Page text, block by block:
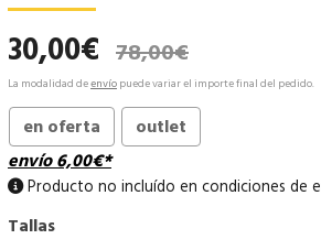
30,00€ 78,00€
La modalidad deenvío puede variar el importe final del pedido.
en oferta
outlet
envío6,00€*
Producto no incluído en condiciones de
Tallas